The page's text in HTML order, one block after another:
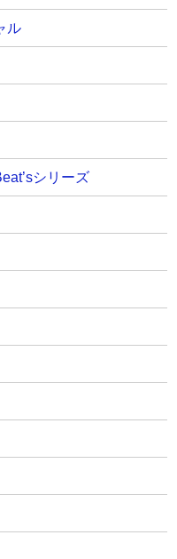
ル
シリーズ